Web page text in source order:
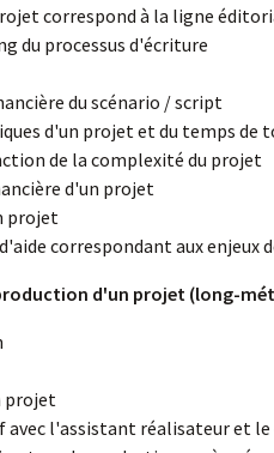
correspond à la ligne
du processus d'écriture
du scénario / script
d'un projet et du temps de
de la complexité du projet
d'un projet
projet
correspondant aux enjeux
d'un projet (long-
projet
l'assistant réalisateur et